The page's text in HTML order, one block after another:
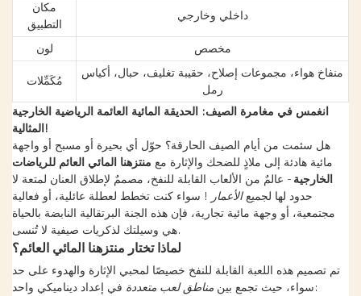
مكان
التطبيق
داخلي وخارجي
لون مخصص
مُكَمِّلات
منفاخ هواء، مجموعات إصلاح، حقيبة تغليف، حبال، أكياس
رمل
انغمس في مغامرة الصيف: الحديقة المائية العائمة الرياضية الخارجية
المثالية!
هل سئمت من أيام الصيف الحارقة؟ حوّل أي بحيرة أو مسبح أو واجهة
مائية هادئة إلى ملاذٍ للضحك والإثارة مع منتزهنا المائي العائم للرياضات
الخارجية - عالمٌ من الألعاب القابلة للنفخ، مصممٌ لإطلاق العنان لمتعة لا
حدود لها لجميعالأعمار ! سواء كنت تخطط لعطلة عائلية، أو فعالية
مجتمعية، أو وجهة مائية تجارية، فإن هذه الجنة البرتقالية النابضة بالحياة
هي وسيلتك لذكريات صيفية لا تُنسى.
لماذا تختار منتزهنا المائي العائم؟
تم تصميم هذه اللعبة القابلة للنفخ خصيصًا لمحبي الإثارة والهدوء على حد
سواء، حيث تجمع بين مناطق لعب متعددة
في إعداد ديناميكي واحد: